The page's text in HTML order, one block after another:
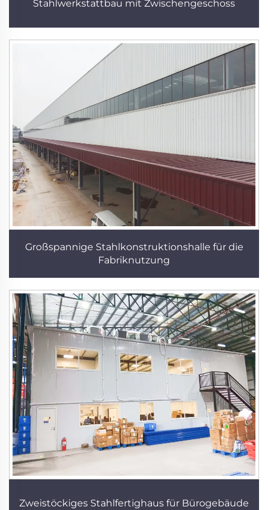
Stahlwerkstattbau mit Zwischengeschoss
Großspannige Stahlkonstruktionshalle für die
Fabriknutzung
Zweistöckiges Stahlfertighaus für Bürogebäude